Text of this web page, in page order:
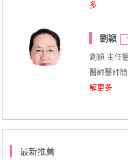
多
劉穎
劉穎 主任
醫師醫師
解更多
最新推薦